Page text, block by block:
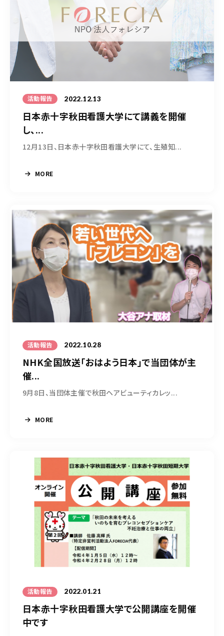
活動報告 2022.12.13
日本赤十字秋田看護大学にて講義を開催
し、...
12月13日、日本赤十字秋田看護大学にて、生殖知...
MORE
活動報告 2022.10.28
NHK全国放送「おはよう日本」で当団体が主
催...
9月8日、当団体主催で秋田ヘアビューティカレッ...
MORE
活動報告 2022.01.21
日本赤十字秋田看護大学で公開講座を開催
中です